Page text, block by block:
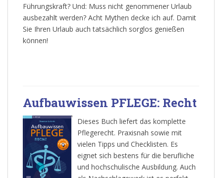
Führungskraft? Und: Muss nicht genommener Urlaub
ausbezahlt werden? Acht Mythen decke ich auf. Damit
Sie Ihren Urlaub auch tatsächlich sorglos genießen
können!
Aufbauwissen PFLEGE: Recht
Dieses Buch liefert das komplette
Pflegerecht. Praxisnah sowie mit
vielen Tipps und Checklisten. Es
eignet sich bestens für die berufliche
und hochschulische Ausbildung. Auch